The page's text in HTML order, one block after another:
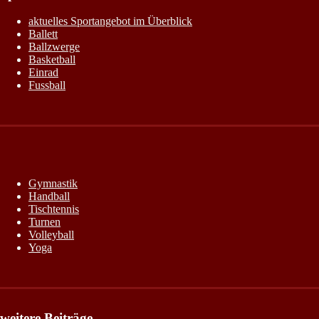
aktuelles Sportangebot im Überblick
Ballett
Ballzwerge
Basketball
Einrad
Fussball
Gymnastik
Handball
Tischtennis
Turnen
Volleyball
Yoga